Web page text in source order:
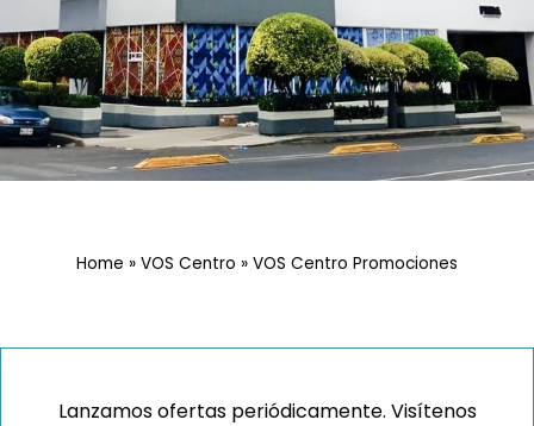
Home » VOS Centro » VOS Centro Promociones
Lanzamos ofertas periódicamente. Visítenos